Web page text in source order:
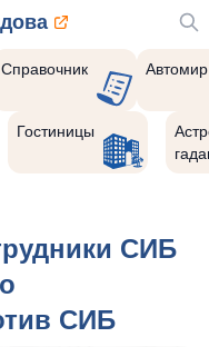
Справочник Автомир
Гостиницы
СИБ
СИБ